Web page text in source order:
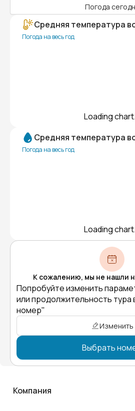
Погода
Средняя температура
Погода на весь год
Loading
Средняя температура
Погода на весь год
Loading
К сожалению, мы не нашли
Попробуйте изменить
или продолжительность тура
номер"
Изменить
Выбрать
Компания